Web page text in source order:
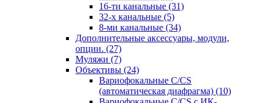
16-ти канальные (31)
32-х канальные (5)
8-ми канальные (34)
Дополнительные аксессуары, модули,
опции. (27)
Муляжи (7)
Объективы (24)
Вариофокальные C/CS
(автоматическая диафрагма) (10)